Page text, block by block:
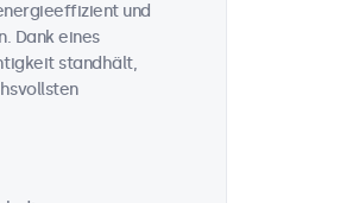
und
Dank eines
standhält,